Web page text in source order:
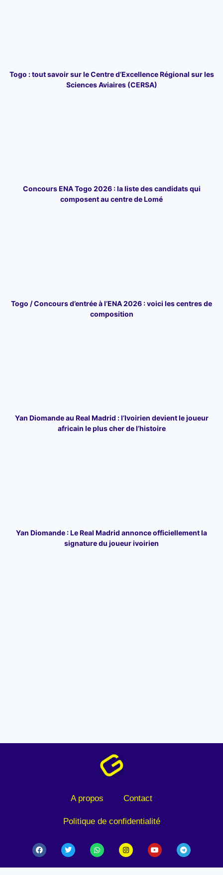
Togo : tout savoir sur le Centre d’Excellence Régional sur les
Sciences Aviaires (CERSA)
Concours ENA Togo 2026 : la liste des candidats qui
composent au centre de Lomé
Togo / Concours d’entrée à l’ENA 2026 : voici les centres de
composition
Yan Diomande au Real Madrid : l’Ivoirien devient le joueur
africain le plus cher de l’histoire
Yan Diomande : Le Real Madrid annonce officiellement la
signature du joueur ivoirien
A propos Contact
Politique de confidentialité